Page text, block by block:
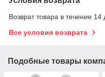
Возврат товара в течение
Все условия возврата
Подобные товары